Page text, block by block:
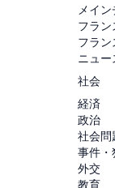
メイ
フラン
フラ
ニュー
社会
経済
政治
社会問
事件・
外交
教育